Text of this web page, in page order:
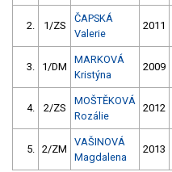
2. 1/ZS
ČAPSKÁ
Valerie
2011
3. 1/DM
MARKOVÁ
Kristýna
2009
4. 2/ZS
MOŠTĚKOVÁ
Rozálie
2012
5. 2/ZM
VAŠINOVÁ
Magdalena
2013